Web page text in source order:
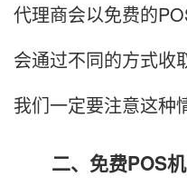
代理商会以免费的
会通过不同的方式收
我们一定要注意这种
二、免费POS机